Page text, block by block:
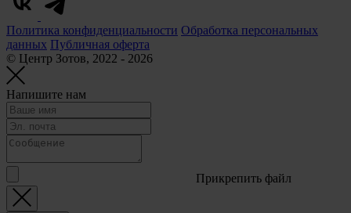
Политика конфиденциальности Обработка персональных
данных Публичная оферта
© Центр Зотов, 2022 - 2026
Напишите нам
Прикрепить файл